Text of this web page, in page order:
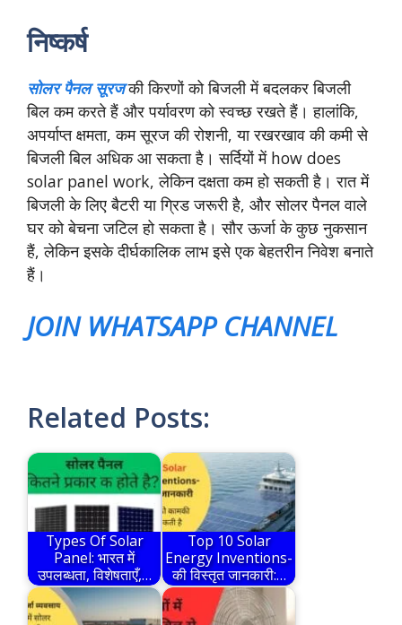
निष्कर्ष
सोलर पैनल सूरजकी किरणों को बिजली में बदलकर बिजली
बिल कम करते हैं और पर्यावरण को स्वच्छ रखते हैं। हालांकि,
अपर्याप्त क्षमता, कम सूरज की रोशनी, या रखरखाव की कमी से
बिजली बिल अधिक आ सकता है। सर्दियों में how does
solar panel work, लेकिन दक्षता कम हो सकती है। रात में
बिजली के लिए बैटरी या ग्रिड जरूरी है, और सोलर पैनल वाले
घर को बेचना जटिल हो सकता है। सौर ऊर्जा के कुछ नुकसान
हैं, लेकिन इसके दीर्घकालिक लाभ इसे एक बेहतरीन निवेश बनाते
हैं।
JOIN WHATSAPP CHANNEL
Related Posts:
Types Of Solar
Panel: भारत में
उपलब्धता, विशेषताएँ,…
Top 10 Solar
Energy Inventions-
की विस्तृत जानकारी:…